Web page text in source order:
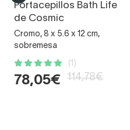
Portacepillos Bath Life
de Cosmic
Cromo, 8 x 5.6 x 12 cm,
sobremesa
(1)
78,05€ 114,78€